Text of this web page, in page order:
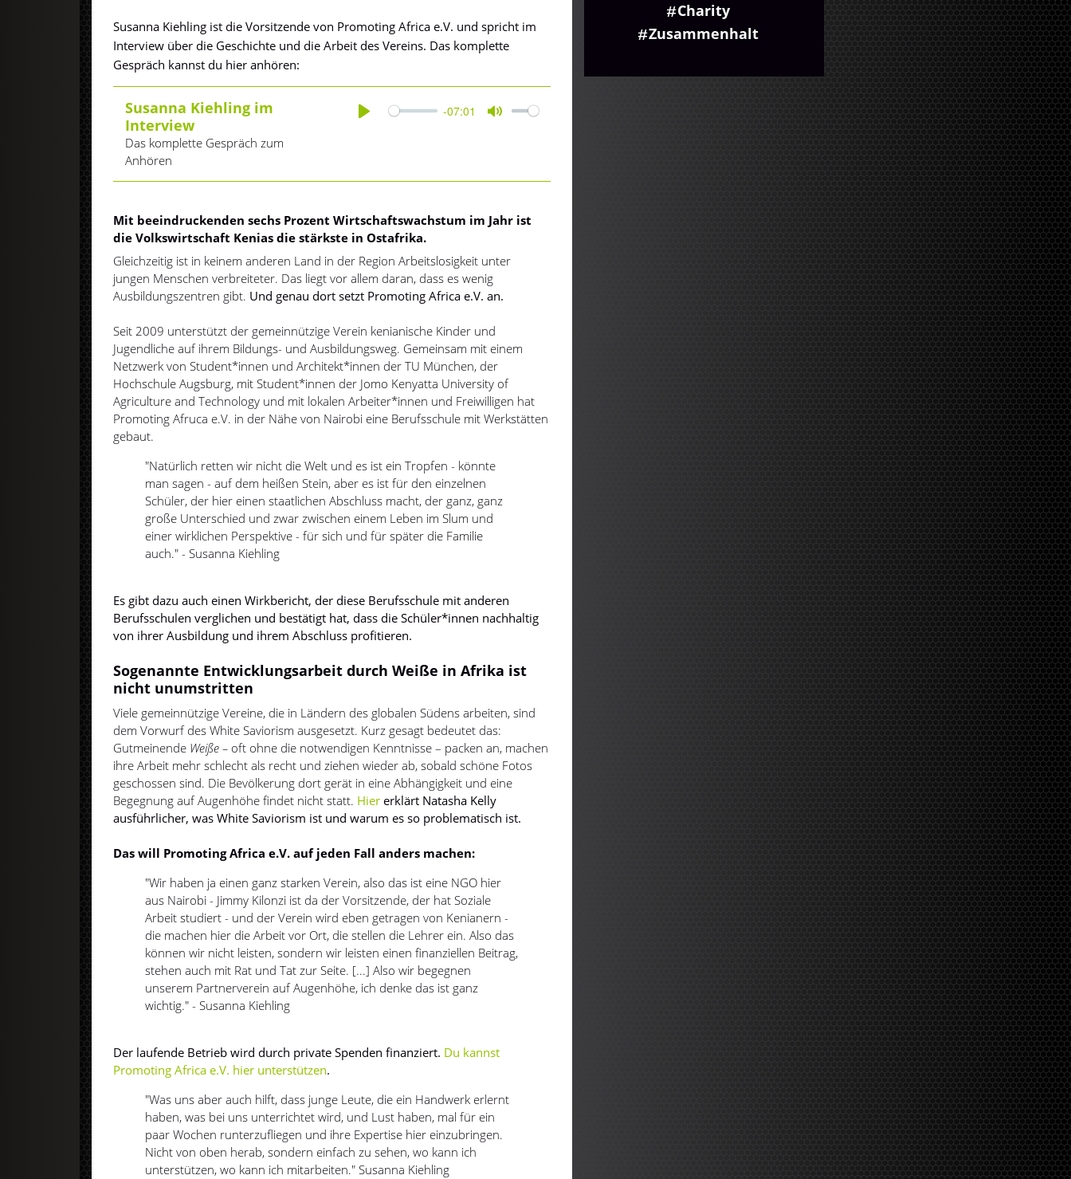
Susanna Kiehling ist die Vorsitzende von Promoting Africa e.V. und spricht im
Interview über die Geschichte und die Arbeit des Vereins. Das komplette
Gespräch kannst du hier anhören:
Susanna Kiehling im
Interview
Das komplette Gespräch zum
Anhören
-07:01
Mit beeindruckenden sechs Prozent Wirtschaftswachstum im Jahr ist
die Volkswirtschaft Kenias die stärkste in Ostafrika.
Gleichzeitig ist in keinem anderen Land in der Region Arbeitslosigkeit unter
jungen Menschen verbreiteter. Das liegt vor allem daran, dass es wenig
Ausbildungszentren gibt. Und genau dort setzt Promoting Africa e.V. an.
Seit 2009 unterstützt der gemeinnützige Verein kenianische Kinder und
Jugendliche auf ihrem Bildungs- und Ausbildungsweg. Gemeinsam mit einem
Netzwerk von Student*innen und Architekt*innen der TU München, der
Hochschule Augsburg, mit Student*innen der Jomo Kenyatta University of
Agriculture and Technology und mit lokalen Arbeiter*innen und Freiwilligen hat
Promoting Afruca e.V. in der Nähe von Nairobi eine Berufsschule mit Werkstätten
gebaut.
"Natürlich retten wir nicht die Welt und es ist ein Tropfen - könnte
man sagen - auf dem heißen Stein, aber es ist für den einzelnen
Schüler, der hier einen staatlichen Abschluss macht, der ganz, ganz
große Unterschied und zwar zwischen einem Leben im Slum und
einer wirklichen Perspektive - für sich und für später die Familie
auch." - Susanna Kiehling
Es gibt dazu auch einen Wirkbericht, der diese Berufsschule mit anderen
Berufsschulen verglichen und bestätigt hat, dass die Schüler*innen nachhaltig
von ihrer Ausbildung und ihrem Abschluss profitieren.
Sogenannte Entwicklungsarbeit durch Weiße in Afrika ist
nicht unumstritten
Viele gemeinnützige Vereine, die in Ländern des globalen Südens arbeiten, sind
dem Vorwurf des White Saviorism ausgesetzt. Kurz gesagt bedeutet das:
Gutmeinende Weiße – oft ohne die notwendigen Kenntnisse – packen an, machen
ihre Arbeit mehr schlecht als recht und ziehen wieder ab, sobald schöne Fotos
geschossen sind. Die Bevölkerung dort gerät in eine Abhängigkeit und eine
Begegnung auf Augenhöhe findet nicht statt. Hier erklärt Natasha Kelly
ausführlicher, was White Saviorism ist und warum es so problematisch ist.
Das will Promoting Africa e.V. auf jeden Fall anders machen:
"Wir haben ja einen ganz starken Verein, also das ist eine NGO hier
aus Nairobi - Jimmy Kilonzi ist da der Vorsitzende, der hat Soziale
Arbeit studiert - und der Verein wird eben getragen von Kenianern -
die machen hier die Arbeit vor Ort, die stellen die Lehrer ein. Also das
können wir nicht leisten, sondern wir leisten einen finanziellen Beitrag,
stehen auch mit Rat und Tat zur Seite. [...] Also wir begegnen
unserem Partnerverein auf Augenhöhe, ich denke das ist ganz
wichtig." - Susanna Kiehling
Der laufende Betrieb wird durch private Spenden finanziert. Du kannst
Promoting Africa e.V. hier unterstützen.
"Was uns aber auch hilft, dass junge Leute, die ein Handwerk erlernt
haben, was bei uns unterrichtet wird, und Lust haben, mal für ein
paar Wochen runterzufliegen und ihre Expertise hier einzubringen.
Nicht von oben herab, sondern einfach zu sehen, wo kann ich
unterstützen, wo kann ich mitarbeiten." Susanna Kiehling
Charity
Zusammenhalt